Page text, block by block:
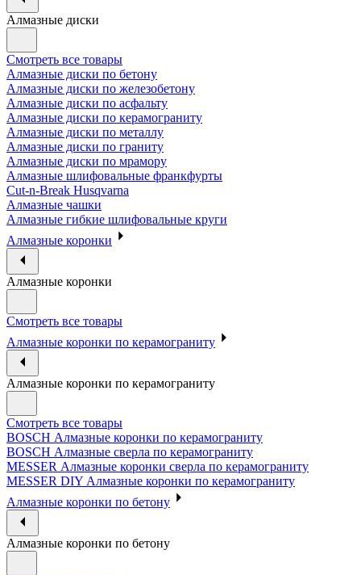
Алмазные диски
Смотреть все товары
Алмазные диски по бетону
Алмазные диски по железобетону
Алмазные диски по асфальту
Алмазные диски по керамограниту
Алмазные диски по металлу
Алмазные диски по граниту
Алмазные диски по мрамору
Алмазные шлифовальные франкфурты
Cut-n-Break Husqvarna
Алмазные чашки
Алмазные гибкие шлифовальные круги
Алмазные коронки
Алмазные коронки
Смотреть все товары
Алмазные коронки по керамограниту
Алмазные коронки по керамограниту
Смотреть все товары
BOSCH Алмазные коронки по керамограниту
BOSCH Алмазные сверла по керамограниту
MESSER Алмазные коронки сверла по керамограниту
MESSER DIY Алмазные коронки по керамограниту
Алмазные коронки по бетону
Алмазные коронки по бетону